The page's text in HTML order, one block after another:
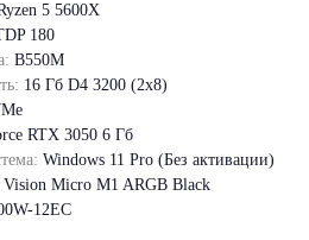
5 5600X
180
B550M
16 Гб D4 3200 (2x8)
RTX 3050 6 Гб
Windows 11 Pro (Без активации)
Vision Micro M1 ARGB Black
12EC